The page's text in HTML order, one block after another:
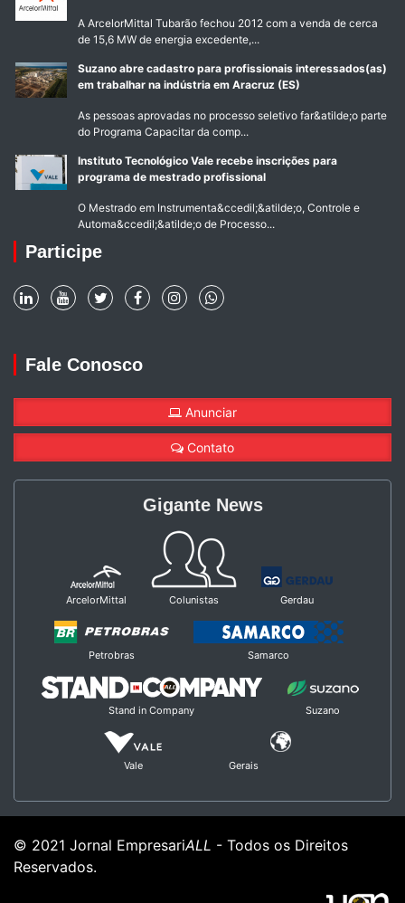
A ArcelorMittal Tubarão fechou 2012 com a venda de cerca
de 15,6 MW de energia excedente,...
Suzano abre cadastro para profissionais interessados(as)
em trabalhar na indústria em Aracruz (ES)
As pessoas aprovadas no processo seletivo far&atilde;o parte
do Programa Capacitar da comp...
Instituto Tecnológico Vale recebe inscrições para
programa de mestrado profissional
O Mestrado em Instrumenta&ccedil;&atilde;o, Controle e
Automa&ccedil;&atilde;o de Processo...
Participe
Fale Conosco
Anunciar
Contato
Gigante News
ArcelorMittal Colunistas Gerdau
Petrobras Samarco
Stand in Company Suzano
Vale Gerais
© 2021 Jornal EmpresariALL - Todos os Direitos
Reservados.